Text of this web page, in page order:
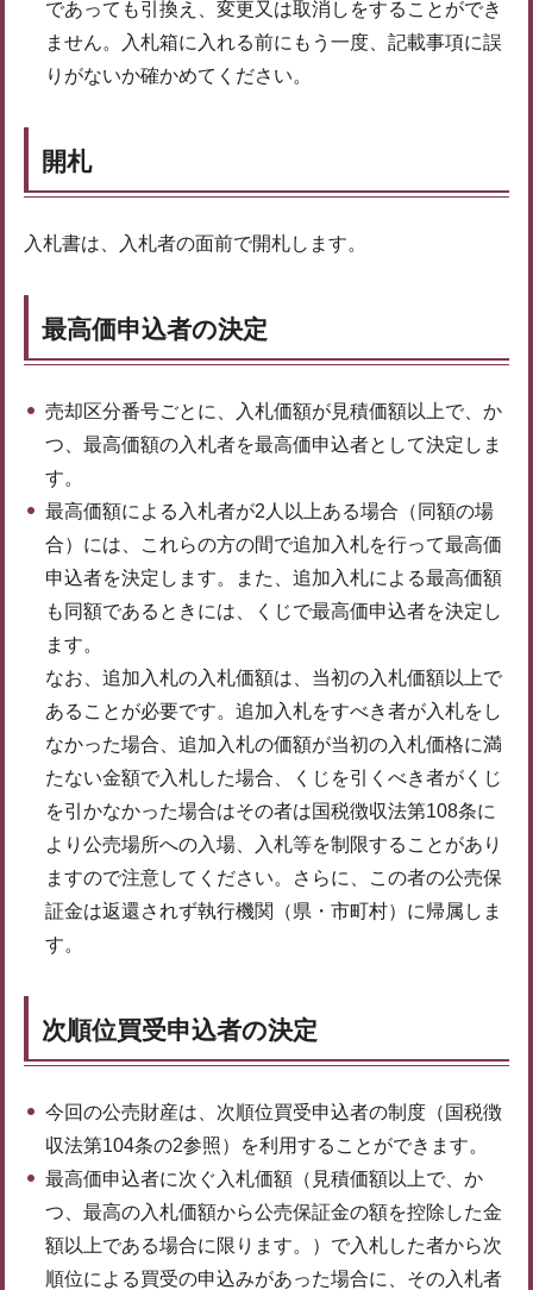
であっても引換え、変更又は取消しをすることができ
ません。入札箱に入れる前にもう一度、記載事項に誤
りがないか確かめてください。
開札
入札書は、入札者の面前で開札します。
最高価申込者の決定
売却区分番号ごとに、入札価額が見積価額以上で、か
つ、最高価額の入札者を最高価申込者として決定しま
す。
最高価額による入札者が2人以上ある場合（同額の場
合）には、これらの方の間で追加入札を行って最高価
申込者を決定します。また、追加入札による最高価額
も同額であるときには、くじで最高価申込者を決定し
ます。
なお、追加入札の入札価額は、当初の入札価額以上で
あることが必要です。追加入札をすべき者が入札をし
なかった場合、追加入札の価額が当初の入札価格に満
たない金額で入札した場合、くじを引くべき者がくじ
を引かなかった場合はその者は国税徴収法第108条に
より公売場所への入場、入札等を制限することがあり
ますので注意してください。さらに、この者の公売保
証金は返還されず執行機関（県・市町村）に帰属しま
す。
次順位買受申込者の決定
今回の公売財産は、次順位買受申込者の制度（国税徴
収法第104条の2参照）を利用することができます。
最高価申込者に次ぐ入札価額（見積価額以上で、か
つ、最高の入札価額から公売保証金の額を控除した金
額以上である場合に限ります。）で入札した者から次
順位による買受の申込みがあった場合に、その入札者